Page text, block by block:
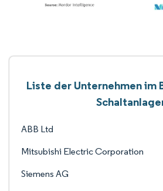
Liste der Unternehmen im
ABB Ltd
Mitsubishi Electric Corporation
Siemens AG